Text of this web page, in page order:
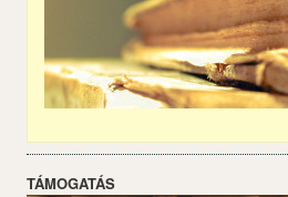
TÁMOGATÁS